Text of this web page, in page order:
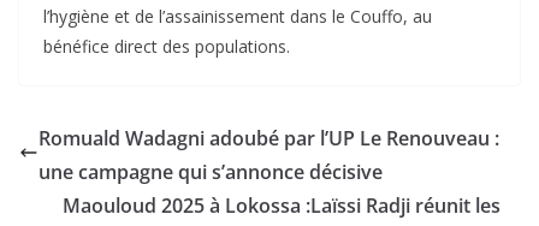
l’hygiène et de l’assainissement dans le Couffo, au
bénéfice direct des populations.
Romuald Wadagni adoubé par l’UP Le Renouveau :
une campagne qui s’annonce décisive
Maouloud 2025 à Lokossa :Laïssi Radji réunit les